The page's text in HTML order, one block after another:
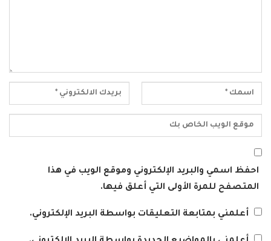
احفظ اسمي والبريد الإلكتروني وموقع الويب في هذا
المتصفح للمرة الأولى التي أعلق فيها.
أعلمني بمتابعة التعليقات بواسطة البريد الإلكتروني.